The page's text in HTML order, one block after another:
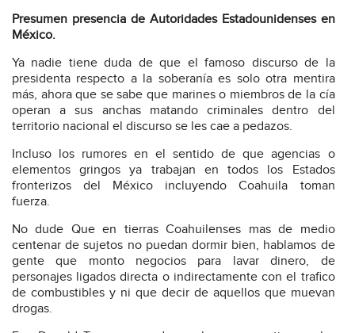
Presumen presencia de Autoridades Estadounidenses en
México.
Ya nadie tiene duda de que el famoso discurso de la
presidenta respecto a la soberanía es solo otra mentira
más, ahora que se sabe que marines o miembros de la cía
operan a sus anchas matando criminales dentro del
territorio nacional el discurso se les cae a pedazos.
Incluso los rumores en el sentido de que agencias o
elementos gringos ya trabajan en todos los Estados
fronterizos del México incluyendo Coahuila toman
fuerza.
No dude Que en tierras Coahuilenses mas de medio
centenar de sujetos no puedan dormir bien, hablamos de
gente que monto negocios para lavar dinero, de
personajes ligados directa o indirectamente con el trafico
de combustibles y ni que decir de aquellos que muevan
drogas.